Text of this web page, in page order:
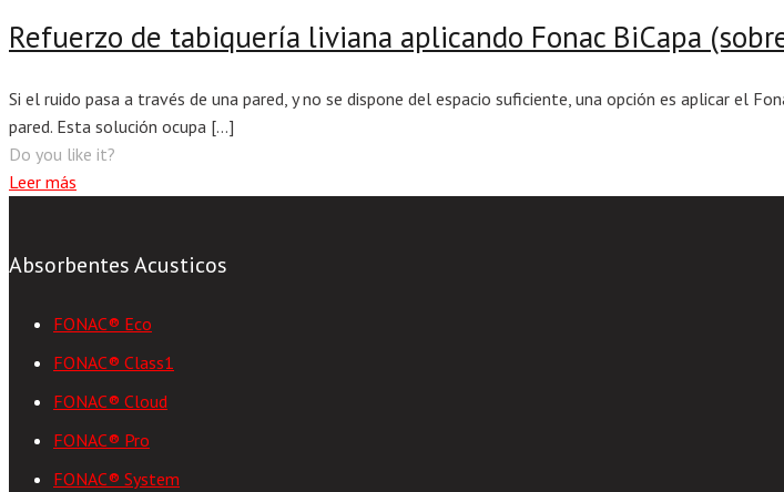
Refuerzo de tabiquería liviana aplicando Fonac BiCapa
Si el ruido pasa a través de una pared, y no se dispone del espacio suficiente, una opción es aplicar el
pared. Esta solución ocupa […]
Do you like it?
Leer más
Absorbentes Acusticos
FONAC® Eco
FONAC® Class1
FONAC® Cloud
FONAC® Pro
FONAC® System